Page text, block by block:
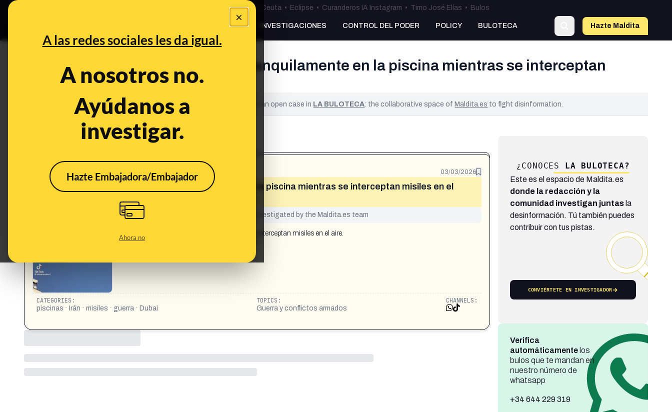
×
A las redes sociales les da igual.
A nosotros no.
Ayúdanos a
investigar.
Hazte Embajadora/Embajador
Ahora no
Especial Ceuta•Bulos Ceuta • Eclipse • Curanderos IA Instagram • Timo José Elías • Bulos
PREBUNKING INVESTIGACIONES CONTROL DEL PODER POLICY BULOTECA Hazte Maldita
¿Habitantes en Dubai se bañan tranquilamente en la piscina mientras se interceptan
misiles en el aire?
This content has NOT yet been verified. It is an open case in LA BULOTECA: the collaborative space ofMaldita.es to fight disinformation.
What's being said: 03/03/2026
«Habitantes en Dubai se bañan tranquilamente en la piscina mientras se interceptan misiles en el
This content has not yet been investigated by the Maldita.es team
Habitantes en Dubái se bañan tranquilamente en la piscina mientras se interceptan misiles en el aire.
https://www.tiktok.com/@eliannyanez1/video/7612198143257513236
CATEGORIES:
piscinas · Irán · misiles · guerra · Dubai
TOPICS:
Guerra y conflictos armados
CHANNELS:
¿CONOCES LA BULOTECA?
Este es el espacio de Maldita.es
donde la redacción y la
comunidad investigan juntasla
desinformación. Tú también puedes
contribuir con tus pistas.
CONVIÉRTETE EN INVESTIGADOR
Verifica
automáticamentelos
bulos que te mandan en
nuestro número de
whatsapp
+34 644 229 319